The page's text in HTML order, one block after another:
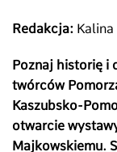
Redakcja: Kalina
Poznaj historię i
twórców
Kaszubsko-
otwarcie
Majkowskiemu.